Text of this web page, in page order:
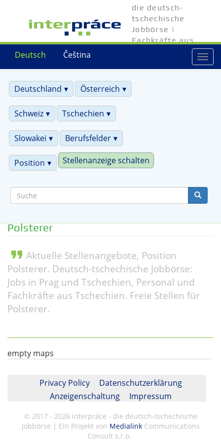
Čeština
Deutsch
die deutsch-
tschechische
Jobbörse |
Fachkräfte aus
Tschechien
Deutschland
Österreich
Schweiz Tschechien
Slowakei Berufsfelder
Position Stellenanzeige schalten
Polsterer
format_quote Aktuelle Stellenangebote, Position
Polsterer. Deutsch-tschechische Jobbörse:
Jobs in Prag und Tschechien, Personal und
Fachkräfte aus Tschechien. Freie Stellen für
Polsterer.
empty maps
Privacy Policy
Datenschutzerklärung
Anzeigenschaltung
Impressum
© 2017 - 2026 interpráce - die deutsch-tschechische
Jobbörse | Ein Projekt von MedialinkCommunications
Consult s.r.o.